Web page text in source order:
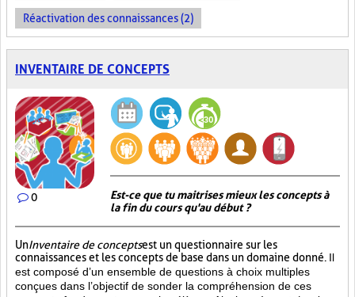
Réactivation des connaissances (2)
INVENTAIRE DE CONCEPTS
0
Est-ce que tu maitrises mieux les concepts à
la fin du cours qu'au début ?
UnInventaire de conceptsest un questionnaire sur les
connaissances et les concepts de base dans un domaine donné. Il
est composé d’un ensemble de questions à choix multiples
conçues dans l’objectif de sonder la compréhension de ces